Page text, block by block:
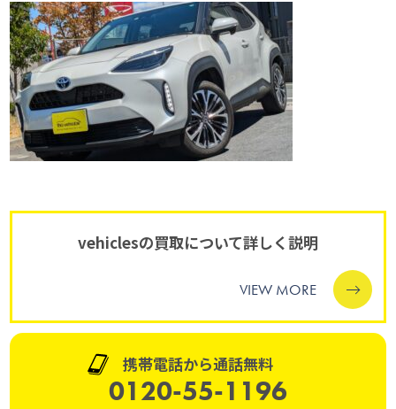
vehiclesの買取について詳しく説明
VIEW MORE
携帯電話から通話無料
0120-55-1196